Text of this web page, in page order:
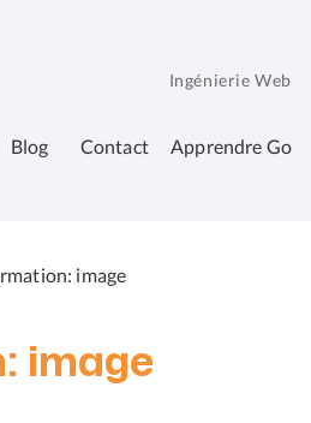
Ingénierie Web
Blog Contact Apprendre Go
image
image